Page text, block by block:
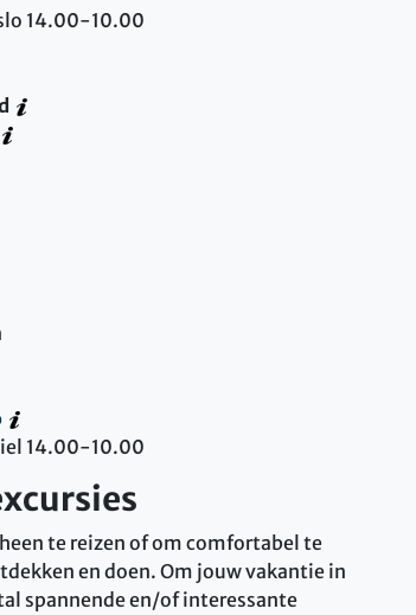
14.00-10.00
14.00-10.00
te reizen of om comfortabel te
en doen. Om jouw vakantie in
spannende en/of interessante